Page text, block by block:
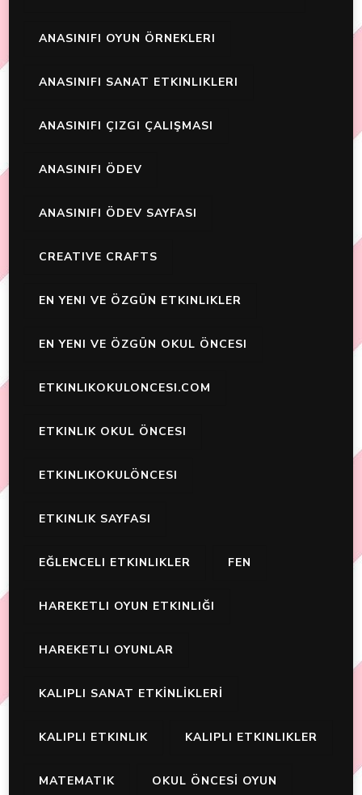
ANASINIFI OYUN ÖRNEKLERI
ANASINIFI SANAT ETKINLIKLERI
ANASINIFI ÇIZGI ÇALIŞMASI
ANASINIFI ÖDEV
ANASINIFI ÖDEV SAYFASI
CREATIVE CRAFTS
EN YENI VE ÖZGÜN ETKINLIKLER
EN YENI VE ÖZGÜN OKUL ÖNCESI
ETKINLIKOKULONCESI.COM
ETKINLIK OKUL ÖNCESI
ETKINLIKOKULÖNCESI
ETKINLIK SAYFASI
EĞLENCELI ETKINLIKLER FEN
HAREKETLI OYUN ETKINLIĞI
HAREKETLI OYUNLAR
KALIPLI SANAT ETKİNLİKLERİ
KALIPLI ETKINLIK KALIPLI ETKINLIKLER
MATEMATIK OKUL ÖNCESİ OYUN